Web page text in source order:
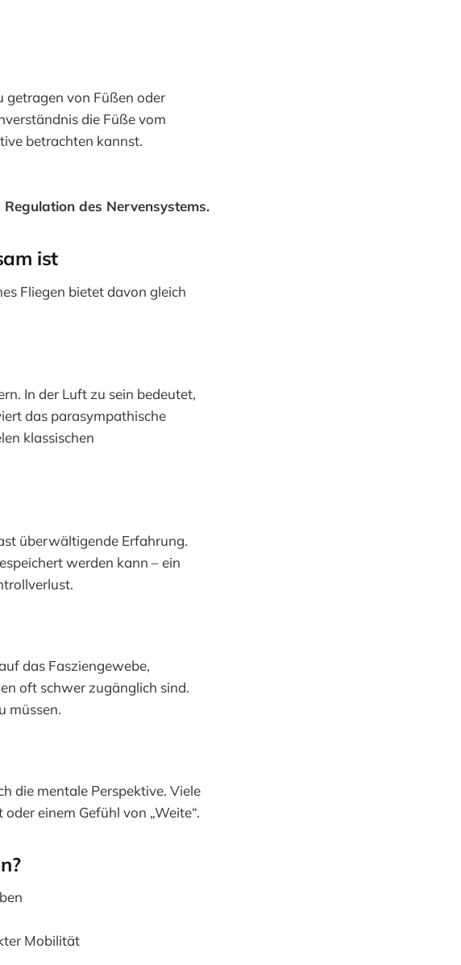
getragen von Füßen oder
die Füße vom
betrachten kannst.
des Nervensystems.
ist
Fliegen bietet davon gleich
In der Luft zu sein bedeutet,
das parasympathische
klassischen
überwältigende Erfahrung.
werden kann – ein
das Fasziengewebe,
oft schwer zugänglich sind.
müssen.
die mentale Perspektive. Viele
einem Gefühl von „Weite“.
Mobilität